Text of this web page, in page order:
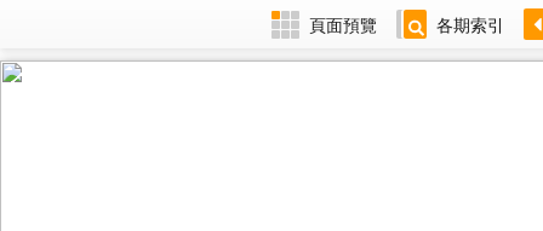
頁面預覽 各期索引